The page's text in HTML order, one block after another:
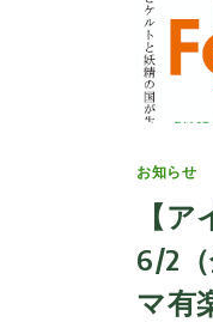
お知らせ
【
6/2
マ有